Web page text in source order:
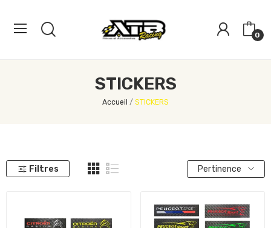
0
STICKERS
Accueil STICKERS
Filtres Pertinence